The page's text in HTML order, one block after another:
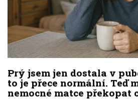
Prý jsem jen dostala v
to je přece normální. Teď
nemocné matce překopat